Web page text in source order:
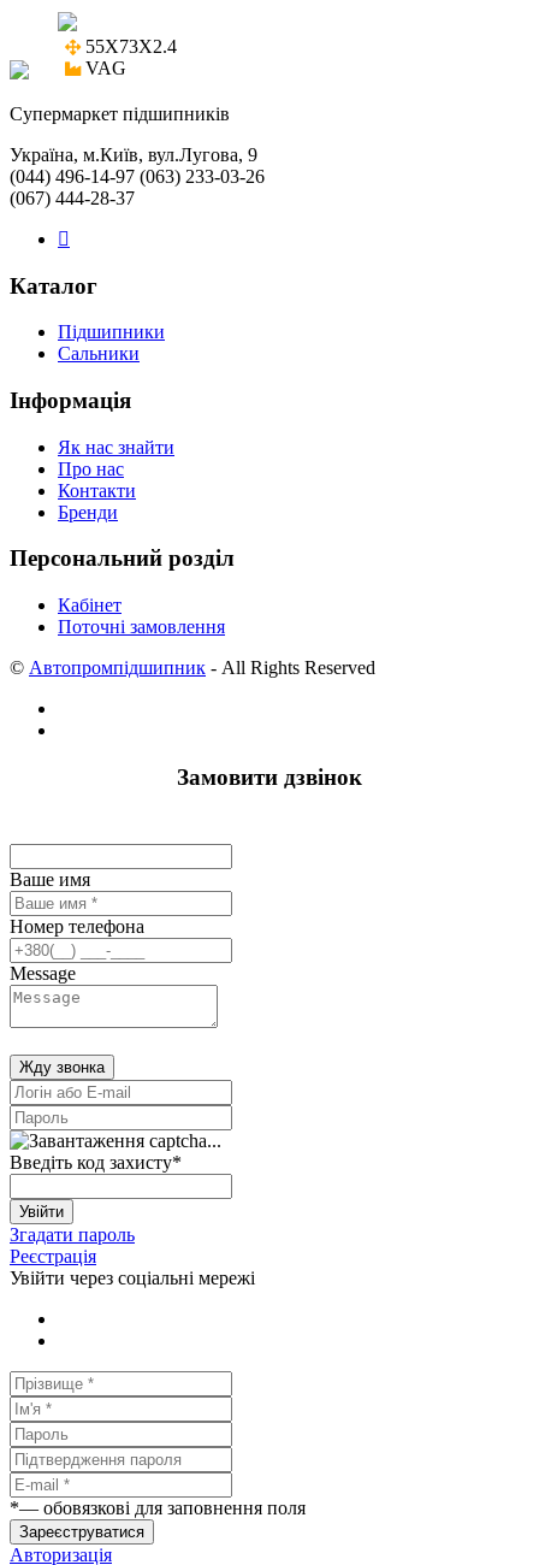
55X73X2.4
VAG
Cупермаркет підшипників
Україна, м.Київ, вул.Лугова, 9
(044) 496-14-97 (063) 233-03-26
(067) 444-28-37
Каталог
Підшипники
Сальники
Інформація
Як нас знайти
Про нас
Контакти
Бренди
Персональний розділ
Кабінет
Поточні замовлення
© Автопромпідшипник - All Rights Reserved
Замовити дзвінок
Ваше имя
Номер телефона
Message
Жду звонка
Введіть код захисту*
Увійти
Згадати пароль
Реєстрація
Увійти через соціальні мережі
*— обовязкові для заповнення поля
Зареєструватися
Авторизація